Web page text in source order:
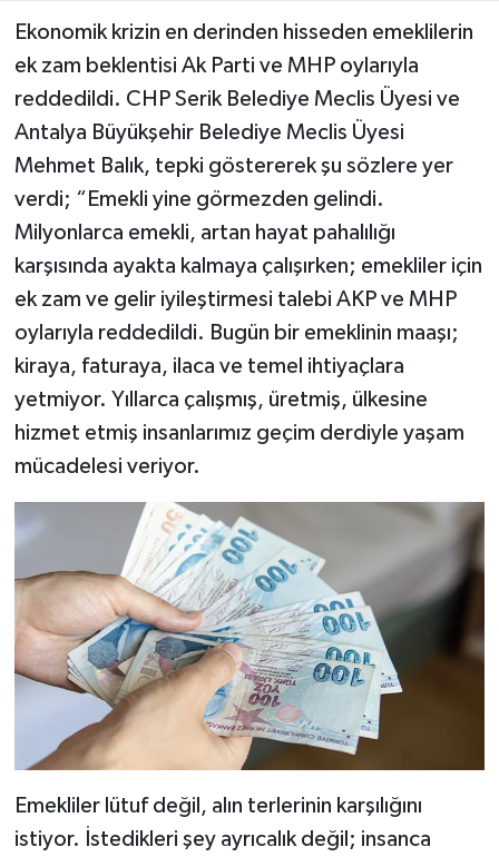
Ekonomik krizin en derinden hisseden emeklilerin
ek zam beklentisi Ak Parti ve MHP oylarıyla
reddedildi. CHP Serik Belediye Meclis Üyesi ve
Antalya Büyükşehir Belediye Meclis Üyesi
Mehmet Balık, tepki göstererek şu sözlere yer
verdi; “Emekli yine görmezden gelindi.
Milyonlarca emekli, artan hayat pahalılığı
karşısında ayakta kalmaya çalışırken; emekliler için
ek zam ve gelir iyileştirmesi talebi AKP ve MHP
oylarıyla reddedildi. Bugün bir emeklinin maaşı;
kiraya, faturaya, ilaca ve temel ihtiyaçlara
yetmiyor. Yıllarca çalışmış, üretmiş, ülkesine
hizmet etmiş insanlarımız geçim derdiyle yaşam
mücadelesi veriyor.
Emekliler lütuf değil, alın terlerinin karşılığını
istiyor. İstedikleri şey ayrıcalık değil; insanca